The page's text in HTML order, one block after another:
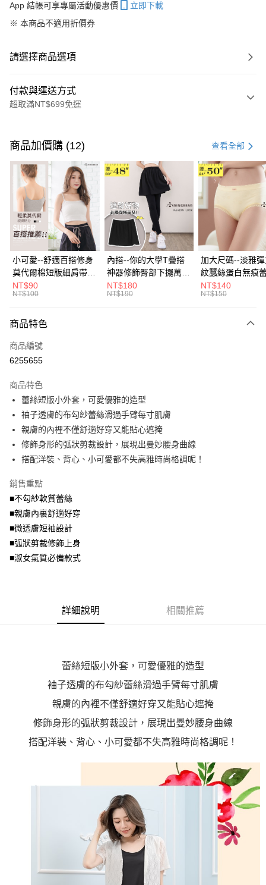
App 結帳可享專屬活動優惠價
立即下載
※ 本商品不適用折價券
請選擇商品選項
付款與運送方式
超取滿NT$699免運
信用卡一次付款
超商取貨付款
LINE Pay
Apple Pay
街口支付
悠遊付
Google Pay
全盈+PAY
大哥付你分期
【大哥付你分期使用說明】
1.本服務由台灣大哥大提供，台灣大哥大用戶可立即使用無須另外申請。
流程，驗證手機門號後，選擇欲分期的期數、繳款截止日，確認付款後即完
成交易。
3.實際核准額度、可分期數及費用金額請依後續交易確認頁面所載為準。
4.訂單成立30分鐘內，如未前往確認交易或遇審核未通過，訂單將自動取
法說明評估內容。
【繳款方式說明】
1.分期款項不併入電信帳單，「大哥付你分期」於每月結算日後寄送繳費提
醒簡訊。
帳／街口支付／iPASS MONEY」等通路繳費。
【注意事項】
1.本服務係由「台灣大哥大股份有限公司」（以下簡稱本公司）所提供，讓
用戶於交易時，得透過本服務購買商品或服務，並由商店將買賣／分期付款
買賣價金債權讓與本公司後，依約使用本公司帳單繳交帳款。
資料（包含姓名、電話或地址）提供予台灣大哥大進項蒐集、處理及利用，
AFTEE先享後付
【關於「AFTEE先享後付」】
AFTEE先享後付是「在收到商品之後才付款」的支付方式。 讓您購物簡單
便利好安心！
１．簡單：不需註冊會員、不需綁卡、不需儲值。
２．便利：只要手機號碼，簡訊認證，即可結帳。
３．安心：先確認商品／服務後，再付款。
【「AFTEE先享後付」結帳流程】
結帳頁面，進行簡訊認證並確認金額後，即可完成結帳。
３．收到繳費通知簡訊後14天內，點擊此簡訊中的連結，可透過四大超商／
ATM／網路銀行／等多元方式進行付款，方視為交易完成。
※ 請注意：結帳手續完成當下不需立刻繳費，但若您需要取消訂單，請聯絡
購買商品的店家。未經商家同意取消之訂單仍視為有效，需透過AFTEE先享
後付繳納相關費用。
※ 交易是否成功請以「AFTEE先享後付 」之結帳頁面顯示為準，若有關於
１．透過由恩沛科技股份有限公司提供之「AFTEE先享後付」服務完成之交
３．未成年的使用者請事先徵得法定代理人或監護人之同意方可使用
時審查核予不同之上限額度；若仍有額度不足之情形，本公司將視審查結果
請求用戶進行身份認證。
５．嚴禁一人註冊多個帳號或使用他人資訊註冊。若發現惡意使用之情形，
恩沛科技股份有限公司將有權停止該用戶之使用額度並採取法律行動。
ATM付款
全家取貨付款
每筆NT$70，滿NT$699(含以上)免運費
付款後全家取貨
每筆NT$70，滿NT$699(含以上)免運費
7-11取貨付款
每筆NT$70，滿NT$799(含以上)免運費
付款後7-11取貨
每筆NT$100，滿NT$1,000(含以上)免運費
商品加價購 (12) 查看全部
小可愛--舒適百搭修身
莫代爾棉短版細肩帶素
色背心(白.黑.灰L-2L)-
U582眼圈熊中大尺碼
NT$90
NT$100
內搭--你的大學T疊搭
神器修飾臀部下擺萬用
內搭裙/遮臀裙(黑2L-
6L)-Q155眼圈熊中大
NT$180
NT$190
加大尺碼--淡雅
紋蠶絲蛋白無痕
角內褲(白.粉.藍.
3L)-L28眼圈熊中
NT$140
NT$150
商品特色
商品編號
6255655
商品特色
蕾絲短版小外套，可愛優雅的造型
袖子透膚的布勾紗蕾絲滑過手臂每寸肌膚
親膚的內裡不僅舒適好穿又能貼心遮掩
修飾身形的弧狀剪裁設計，展現出曼妙腰身曲線
搭配洋裝、背心、小可愛都不失高雅時尚格調呢！
銷售重點
■不勾紗軟質蕾絲
■親膚內裏舒適好穿
■微透膚短袖設計
■弧狀剪裁修飾上身
■淑女氣質必備款式
詳細說明 相關推薦
蕾絲短版小外套，可愛優雅的造型
袖子透膚的布勾紗蕾絲滑過手臂每寸肌膚
親膚的內裡不僅舒適好穿又能貼心遮掩
修飾身形的弧狀剪裁設計，展現出曼妙腰身曲線
搭配洋裝、背心、小可愛都不失高雅時尚格調呢！